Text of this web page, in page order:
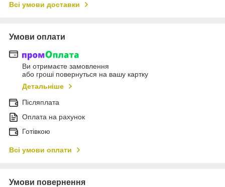
Всі умови доставки
Умови оплати
Ви отримаєте замовлення
або гроші повернуться на вашу картку
Детальніше
Післяплата
Оплата на рахунок
Готівкою
Всі умови оплати
Умови повернення